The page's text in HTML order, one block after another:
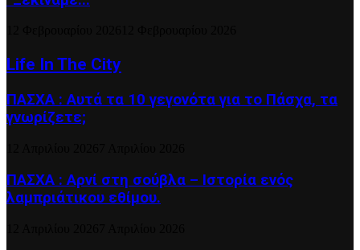
Life In The City
ΠΑΣΧΑ : Αυτά τα 10 γεγονότα για το Πάσχα, τα
γνωρίζετε;
ΠΑΣΧΑ : Αρνί στη σούβλα – Ιστορία ενός
λαμπριάτικου εθίμου.